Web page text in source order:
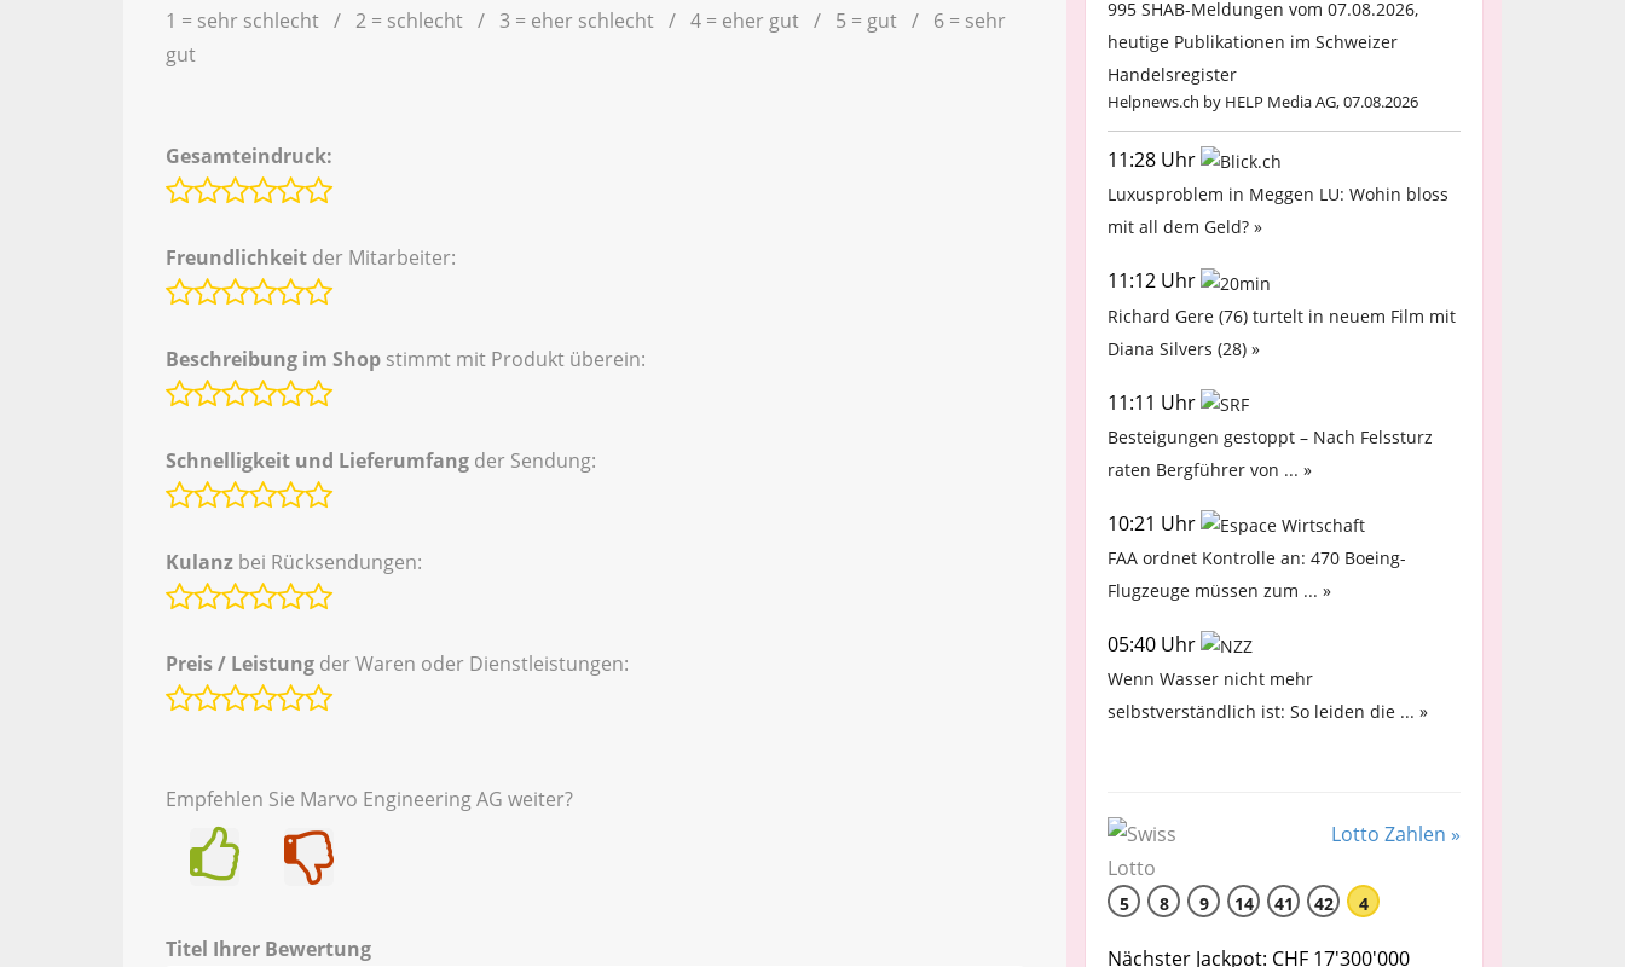
1 = sehr schlecht / 2 = schlecht / 3 = eher schlecht / 4 = eher gut / 5 = gut / 6 = sehr
gut
Gesamteindruck:
Freundlichkeit der Mitarbeiter:
Beschreibung im Shop stimmt mit Produkt überein:
Schnelligkeit und Lieferumfang der Sendung:
Kulanz bei Rücksendungen:
Preis / Leistung der Waren oder Dienstleistungen:
Empfehlen Sie Marvo Engineering AG weiter?
Titel Ihrer Bewertung
995 SHAB-Meldungen vom 07.08.2026,
heutige Publikationen im Schweizer
Handelsregister
Helpnews.ch by HELP Media AG, 07.08.2026
11:28 Uhr
Luxusproblem in Meggen LU: Wohin bloss
mit all dem Geld? »
11:12 Uhr
Richard Gere (76) turtelt in neuem Film mit
Diana Silvers (28) »
11:11 Uhr
Besteigungen gestoppt – Nach Felssturz
raten Bergführer von ... »
10:21 Uhr
FAA ordnet Kontrolle an: 470 Boeing-
Flugzeuge müssen zum ... »
05:40 Uhr
Wenn Wasser nicht mehr
selbstverständlich ist: So leiden die ... »
Lotto Zahlen »
5 8 9 14 41 42 4
Nächster Jackpot: CHF 17'300'000